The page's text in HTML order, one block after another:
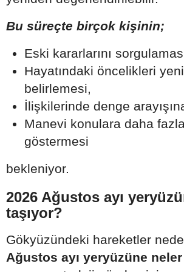
Bu süreçte birçok kişinin;
Eski kararlarını
Hayatındaki öncelikleri
belirlemesi,
İlişkilerinde denge
Manevi konulara daha
göstermesi
bekleniyor.
2026 Ağustos ayı
taşıyor?
Gökyüzündeki hareketler
Ağustos ayı yeryüzüne neler